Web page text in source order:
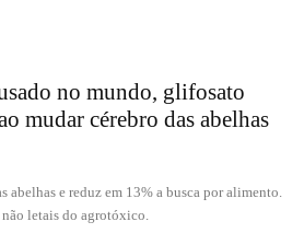
no mundo, glifosato
mudar cérebro das abelhas
abelhas e reduz em 13% a busca por alimento.
letais do agrotóxico.